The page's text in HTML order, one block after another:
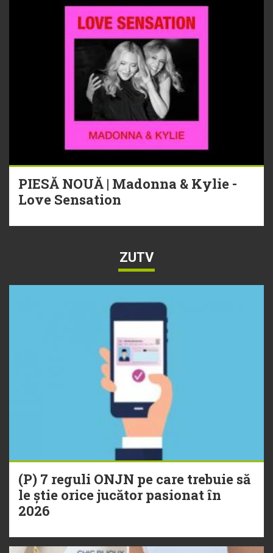
PIESĂ NOUĂ | Madonna & Kylie -
Love Sensation
ZUTV
(P) 7 reguli ONJN pe care trebuie să
le știe orice jucător pasionat în
2026